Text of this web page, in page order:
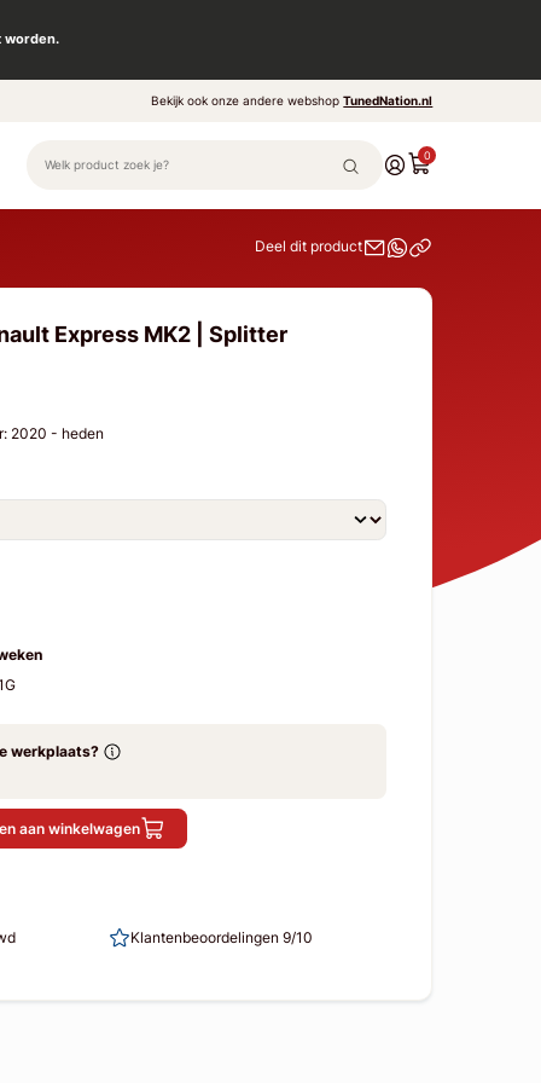
worden.
Bekijk ook onze andere webshopTunedNation.nl
0
Deel dit product
Express MK2 | Splitter
2020 - heden
werkplaats?
aan winkelwagen
Klantenbeoordelingen 9/10